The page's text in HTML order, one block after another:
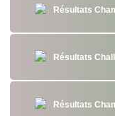
Résultats
Résultats
Résultats